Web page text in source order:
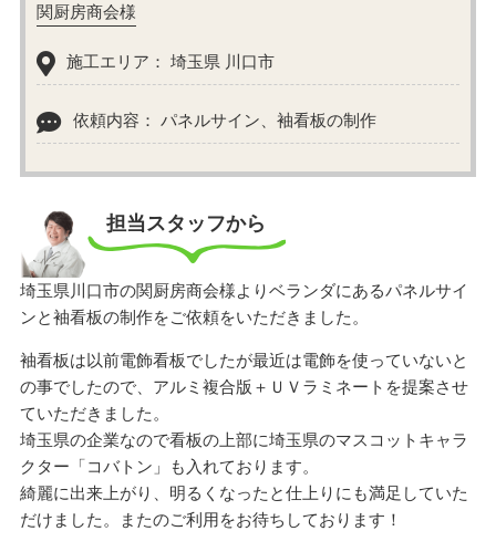
関厨房商会様
施工エリア： 埼玉県 川口市
依頼内容： パネルサイン、袖看板の制作
担当スタッフから
埼玉県川口市の関厨房商会様よりベランダにあるパネルサイ
ンと袖看板の制作をご依頼をいただきました。
袖看板は以前電飾看板でしたが最近は電飾を使っていないと
の事でしたので、アルミ複合版＋ＵＶラミネートを提案させ
ていただきました。
埼玉県の企業なので看板の上部に埼玉県のマスコットキャラ
クター「コバトン」も入れております。
綺麗に出来上がり、明るくなったと仕上りにも満足していた
だけました。またのご利用をお待ちしております！